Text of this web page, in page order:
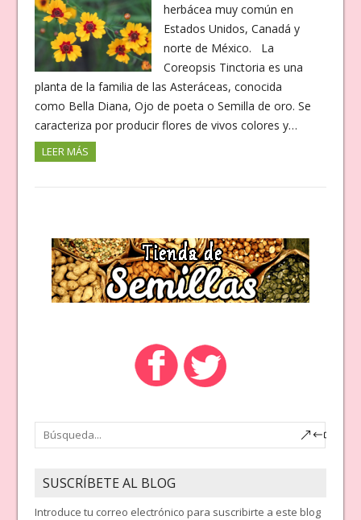
herbácea muy común en
Estados Unidos, Canadá y
norte de México. La
Coreopsis Tinctoria es una
planta de la familia de las Asteráceas, conocida
como Bella Diana, Ojo de poeta o Semilla de oro. Se
caracteriza por producir flores de vivos colores y…
LEER MÁS
SUSCRÍBETE AL BLOG
Introduce tu correo electrónico para suscribirte a este blog